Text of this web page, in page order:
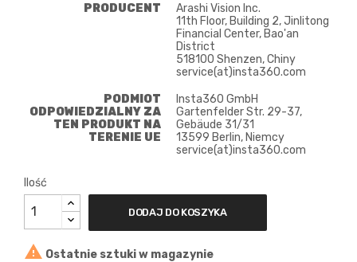
PRODUCENT
Arashi Vision Inc.
11th Floor, Building 2, Jinlitong
Financial Center, Bao'an
District
518100 Shenzen, Chiny
service(at)insta360.com
PODMIOT
ODPOWIEDZIALNY ZA
TEN PRODUKT NA
TERENIE UE
Insta360 GmbH
Gartenfelder Str. 29-37,
Gebäude 31/31
13599 Berlin, Niemcy
service(at)insta360.com
Ilość
DODAJ DO KOSZYKA
 Ostatnie sztuki w magazynie